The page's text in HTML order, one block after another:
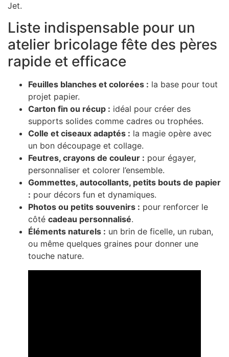
Jet.
Liste indispensable pour un
atelier bricolage fête des pères
rapide et efficace
Feuilles blanches et colorées : la base pour tout
projet papier.
Carton fin ou récup : idéal pour créer des
supports solides comme cadres ou trophées.
Colle et ciseaux adaptés : la magie opère avec
un bon découpage et collage.
Feutres, crayons de couleur : pour égayer,
personnaliser et colorer l’ensemble.
Gommettes, autocollants, petits bouts de papier
: pour décors fun et dynamiques.
Photos ou petits souvenirs : pour renforcer le
côté cadeau personnalisé.
Éléments naturels : un brin de ficelle, un ruban,
ou même quelques graines pour donner une
touche nature.